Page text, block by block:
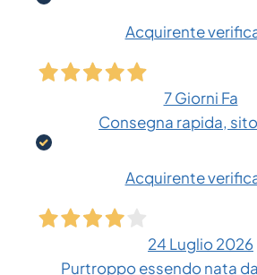
Acquirente
7 Giorni Fa
Consegna rapida,
Acquirente
24 Luglio 2026
Purtroppo essendo nata